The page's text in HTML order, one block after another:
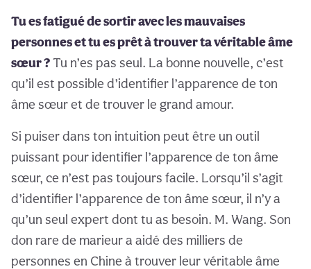
Tu es fatigué de sortir avec les mauvaises
personnes et tu es prêt à trouver ta véritable âme
sœur ?Tu n’es pas seul. La bonne nouvelle, c’est
qu’il est possible d’identifier l’apparence de ton
âme sœur et de trouver le grand amour.
Si puiser dans ton intuition peut être un outil
puissant pour identifier l’apparence de ton âme
sœur, ce n’est pas toujours facile. Lorsqu’il s’agit
d’identifier l’apparence de ton âme sœur, il n’y a
qu’un seul expert dont tu as besoin. M. Wang. Son
don rare de marieur a aidé des milliers de
personnes en Chine à trouver leur véritable âme